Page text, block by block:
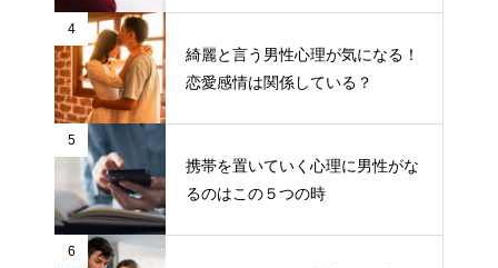
4
綺麗と言う男性心理が気になる！
恋愛感情は関係している？
5
携帯を置いていく心理に男性がな
るのはこの５つの時
6